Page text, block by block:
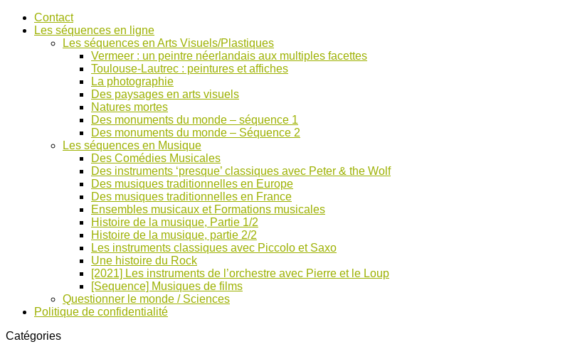
AccéderContact
Les séquences en ligne
Les séquences en Arts Visuels/Plastiques
Vermeer : un peintre néerlandais aux multiples facettes
Toulouse-Lautrec : peintures et affiches
La photographie
Des paysages en arts visuels
Natures mortes
Des monuments du monde – séquence 1
Des monuments du monde – Séquence 2
Les séquences en Musique
Des Comédies Musicales
Des instruments ‘presque’ classiques avec Peter & the Wolf
Des musiques traditionnelles en Europe
Des musiques traditionnelles en France
Ensembles musicaux et Formations musicales
Histoire de la musique, Partie 1/2
Histoire de la musique, partie 2/2
Les instruments classiques avec Piccolo et Saxo
Une histoire du Rock
[2021] Les instruments de l’orchestre avec Pierre et le Loup
[Sequence] Musiques de films
Questionner le monde / Sciences
Politique de confidentialité
Catégories